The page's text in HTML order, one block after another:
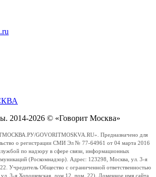
2014-2026 © «Говорит Москва»
GOVORITMOSKVA.RU». Предназначено для
о регистрации СМИ Эл № 77-64961 от 04 марта 2016
по надзору в сфере связи, информационных
(Роскомнадзор). Адрес: 123298, Москва, ул. 3-я
Учредитель Общество с ограниченной ответственностью
3-я Хорошевская, дом 12, пом. 22). Доменное имя сайта